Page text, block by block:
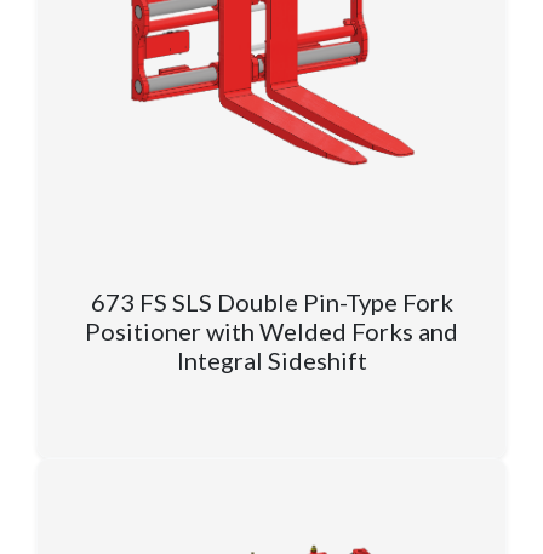
673 FS SLS Double Pin-Type Fork
Positioner with Welded Forks and
Integral Sideshift